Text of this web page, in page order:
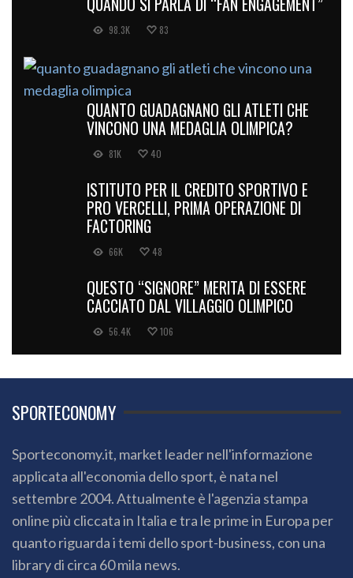
98.3K 83
QUANTO GUADAGNANO GLI ATLETI CHE
VINCONO UNA MEDAGLIA OLIMPICA?
81K 40
ISTITUTO PER IL CREDITO SPORTIVO E
PRO VERCELLI, PRIMA OPERAZIONE DI
FACTORING
66K 48
QUESTO “SIGNORE” MERITA DI ESSERE
CACCIATO DAL VILLAGGIO OLIMPICO
56.4K 106
SPORTECONOMY
Sporteconomy.it, market leader nell'informazione
applicata all'economia dello sport, è nata nel
settembre 2004. Attualmente è l'agenzia stampa
online più cliccata in Italia e tra le prime in Europa per
quanto riguarda i temi dello sport-business, con una
library di circa 60 mila news.